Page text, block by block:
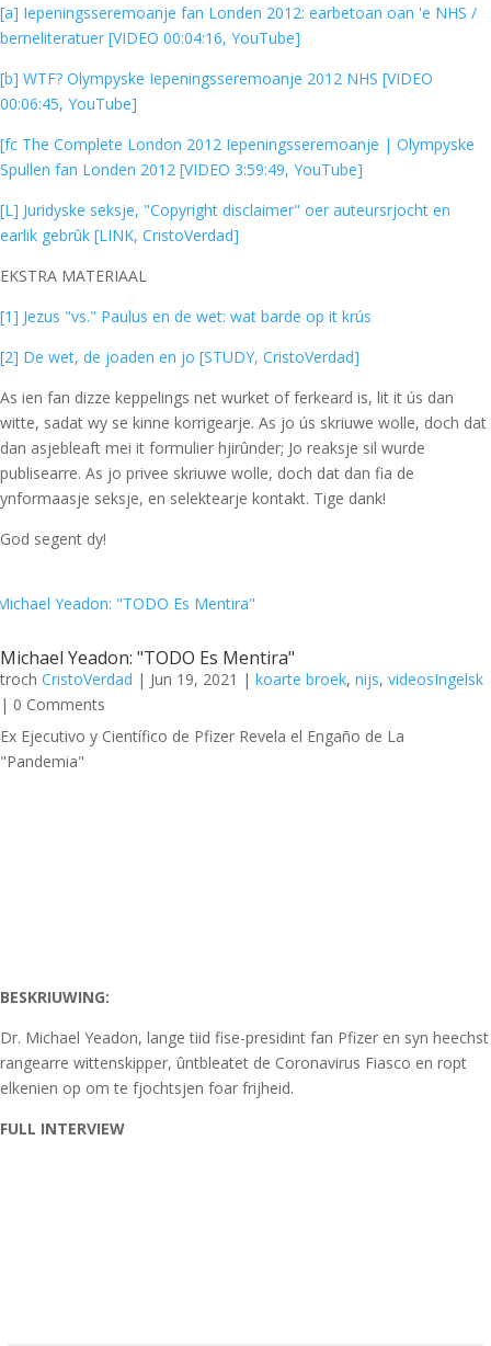
[a] Iepeningsseremoanje fan Londen 2012: earbetoan oan 'e NHS /
berneliteratuer [VIDEO 00:04:16, YouTube]
[b] WTF? Olympyske Iepeningsseremoanje 2012 NHS [VIDEO
00:06:45, YouTube]
[fc The Complete London 2012 Iepeningsseremoanje | Olympyske
Spullen fan Londen 2012 [VIDEO 3:59:49, YouTube]
[L] Juridyske seksje, "Copyright disclaimer" oer auteursrjocht en
earlik gebrûk [LINK, CristoVerdad]
EKSTRA MATERIAAL
[1] Jezus "vs." Paulus en de wet: wat barde op it krús
[2] De wet, de joaden en jo [STUDY, CristoVerdad]
As ien fan dizze keppelings net wurket of ferkeard is, lit it ús dan
witte, sadat wy se kinne korrigearje. As jo ús skriuwe wolle, doch dat
dan asjebleaft mei it formulier hjirûnder; Jo reaksje sil wurde
publisearre. As jo privee skriuwe wolle, doch dat dan fia de
ynformaasje seksje, en selektearje kontakt. Tige dank!
God segent dy!
Michael Yeadon: "TODO Es Mentira"
troch CristoVerdad | Jun 19, 2021 | koarte broek, nijs, videosIngelsk
| 0 Comments
Ex Ejecutivo y Científico de Pfizer Revela el Engaño de La
"Pandemia"
BESKRIUWING:
Dr. Michael Yeadon, lange tiid fise-presidint fan Pfizer en syn heechst
rangearre wittenskipper, ûntbleatet de Coronavirus Fiasco en ropt
elkenien op om te fjochtsjen foar frijheid.
FULL INTERVIEW